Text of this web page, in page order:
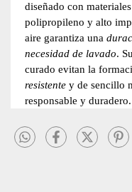
diseñado con materiales
polipropileno y alto
aire garantiza una
necesidad de lavado.
curado evitan la
resistente y de sencillo
responsable y duradero.